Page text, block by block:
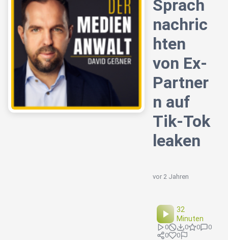
Sprach
nachric
hten
von Ex-
Partner
n auf
Tik-Tok
leaken
vor 2 Jahren
32
Minuten
0 0 0
0
0
0